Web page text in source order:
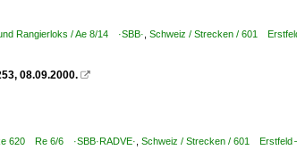
Rangierloks / Ae 8/14 ·SBB· Schweiz / Strecken / 601
08.09.2000. 
620 Re 6/6 ·SBB·RADVE· Schweiz / Strecken / 601 Erstfeld